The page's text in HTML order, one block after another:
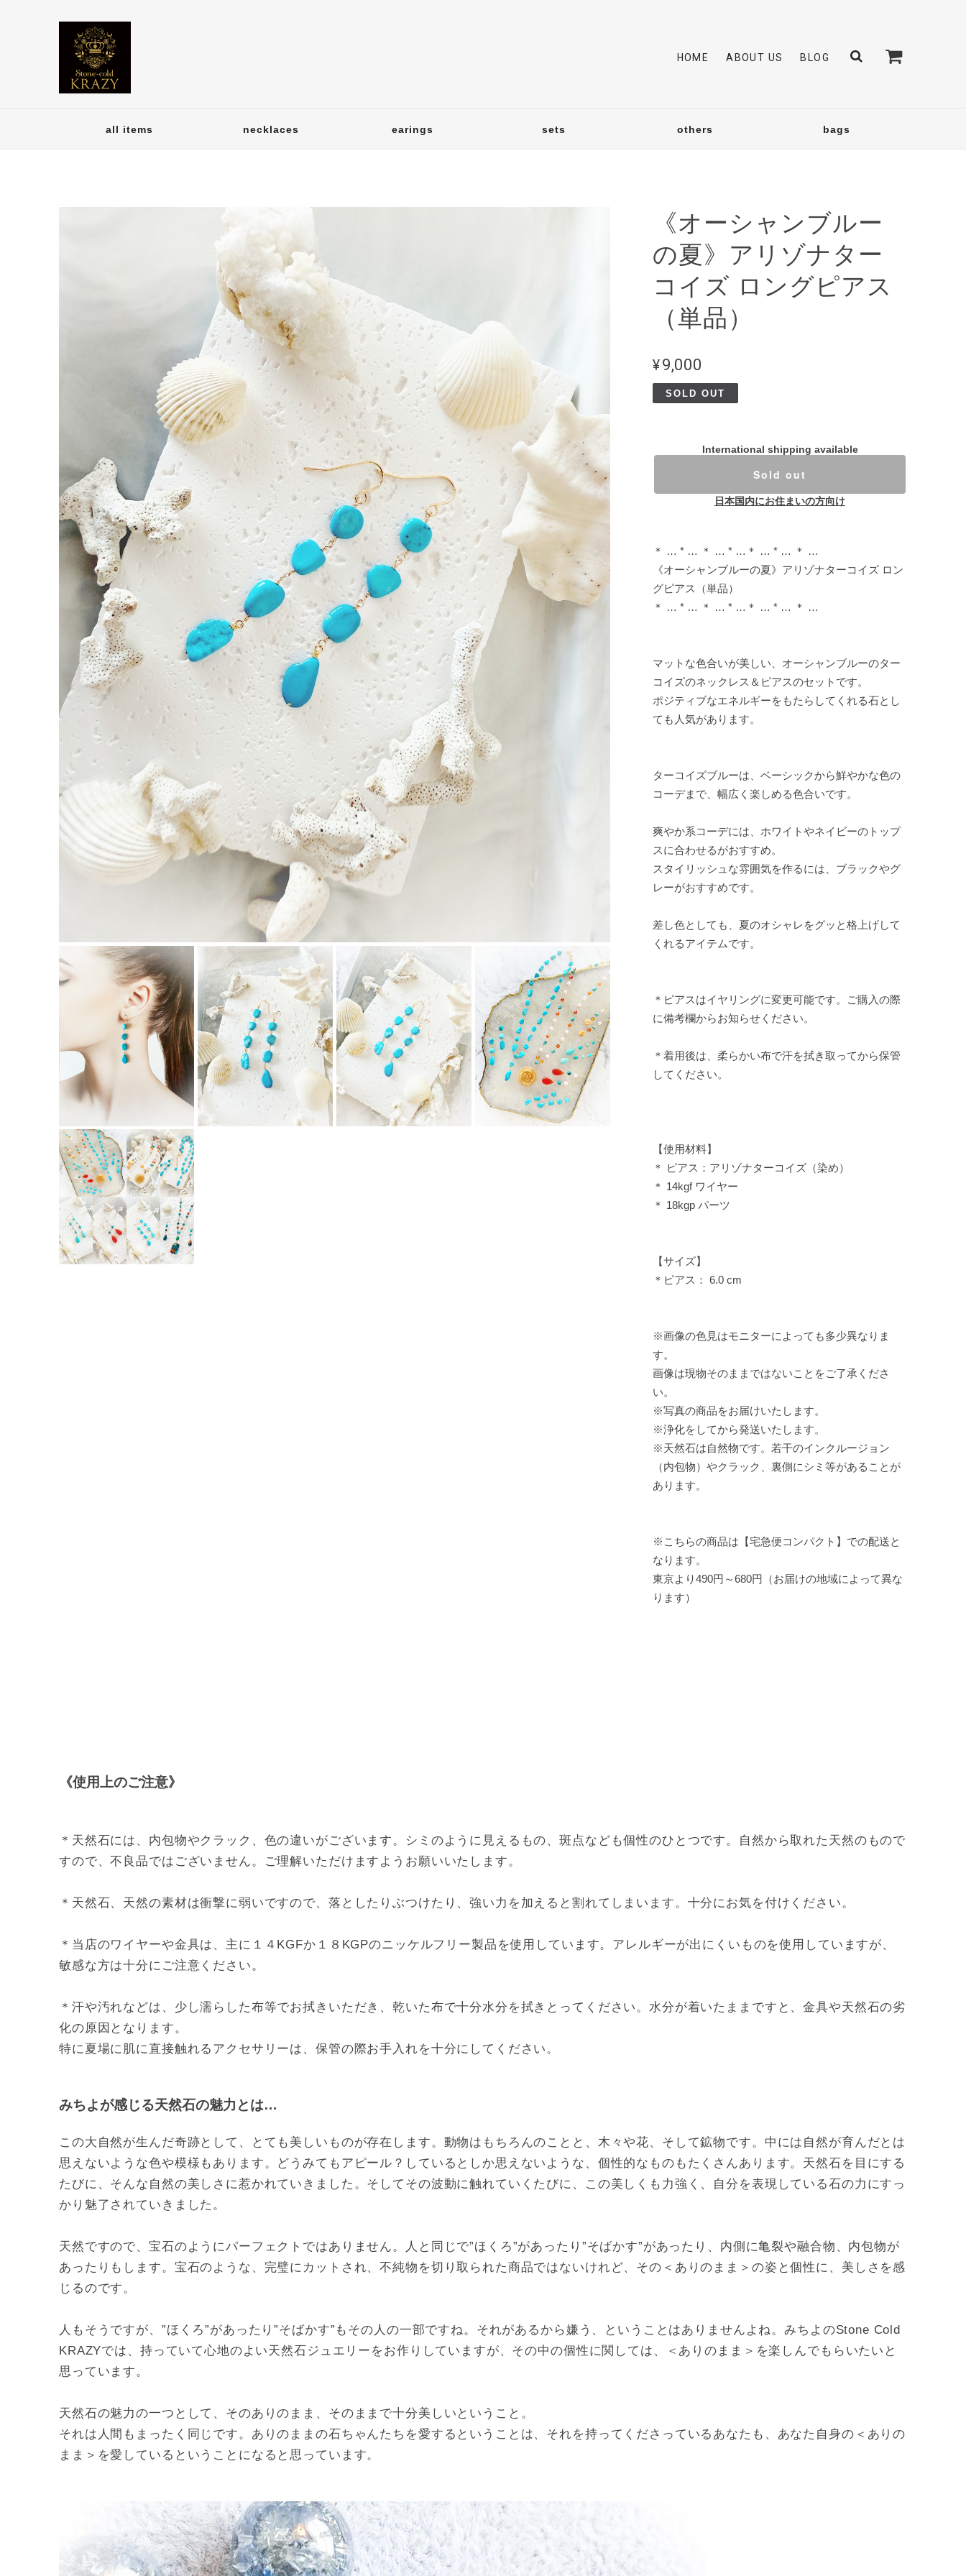
HOME ABOUT US BLOG
all items necklaces earings sets others bags
《オーシャンブルー
の夏》アリゾナター
コイズ ロングピアス
（単品）
¥9,000
SOLD OUT
International shipping available
Sold out
日本国内にお住まいの方向け
＊ … * … ＊ … * …＊ … * … ＊ …
《オーシャンブルーの夏》アリゾナターコイズ ロン
グピアス（単品）
＊ … * … ＊ … * …＊ … * … ＊ …
マットな色合いが美しい、オーシャンブルーのター
コイズのネックレス＆ピアスのセットです。
ポジティブなエネルギーをもたらしてくれる石とし
ても人気があります。
ターコイズブルーは、ベーシックから鮮やかな色の
コーデまで、幅広く楽しめる色合いです。
爽やか系コーデには、ホワイトやネイビーのトップ
スに合わせるがおすすめ。
スタイリッシュな雰囲気を作るには、ブラックやグ
レーがおすすめです。
差し色としても、夏のオシャレをグッと格上げして
くれるアイテムです。
＊ピアスはイヤリングに変更可能です。ご購入の際
に備考欄からお知らせください。
＊着用後は、柔らかい布で汗を拭き取ってから保管
してください。
【使用材料】
＊ ピアス：アリゾナターコイズ（染め）
＊ 14kgf ワイヤー
＊ 18kgp パーツ
【サイズ】
＊ピアス： 6.0 cm
※画像の色見はモニターによっても多少異なりま
す。
画像は現物そのままではないことをご了承くださ
い。
※写真の商品をお届けいたします。
※浄化をしてから発送いたします。
※天然石は自然物です。若干のインクルージョン
（内包物）やクラック、裏側にシミ等があることが
あります。
※こちらの商品は【宅急便コンパクト】での配送と
なります。
東京より490円～680円（お届けの地域によって異な
ります）
《使用上のご注意》
＊天然石には、内包物やクラック、色の違いがございます。シミのように見えるもの、斑点なども個性のひとつです。自然から取れた天然のもので
すので、不良品ではございません。ご理解いただけますようお願いいたします。
＊天然石、天然の素材は衝撃に弱いですので、落としたりぶつけたり、強い力を加えると割れてしまいます。十分にお気を付けください。
＊当店のワイヤーや金具は、主に１４KGFか１８KGPのニッケルフリー製品を使用しています。アレルギーが出にくいものを使用していますが、
敏感な方は十分にご注意ください。
＊汗や汚れなどは、少し濡らした布等でお拭きいただき、乾いた布で十分水分を拭きとってください。水分が着いたままですと、金具や天然石の劣
化の原因となります。
特に夏場に肌に直接触れるアクセサリーは、保管の際お手入れを十分にしてください。
みちよが感じる天然石の魅力とは…
この大自然が生んだ奇跡として、とても美しいものが存在します。動物はもちろんのことと、木々や花、そして鉱物です。中には自然が育んだとは
思えないような色や模様もあります。どうみてもアピール？しているとしか思えないような、個性的なものもたくさんあります。天然石を目にする
たびに、そんな自然の美しさに惹かれていきました。そしてその波動に触れていくたびに、この美しくも力強く、自分を表現している石の力にすっ
かり魅了されていきました。
天然ですので、宝石のようにパーフェクトではありません。人と同じで”ほくろ”があったり”そばかす”があったり、内側に亀裂や融合物、内包物が
あったりもします。宝石のような、完璧にカットされ、不純物を切り取られた商品ではないけれど、その＜ありのまま＞の姿と個性に、美しさを感
じるのです。
人もそうですが、”ほくろ”があったり”そばかす”もその人の一部ですね。それがあるから嫌う、ということはありませんよね。みちよのStone Cold
KRAZYでは、持っていて心地のよい天然石ジュエリーをお作りしていますが、その中の個性に関しては、＜ありのまま＞を楽しんでもらいたいと
思っています。
天然石の魅力の一つとして、そのありのまま、そのままで十分美しいということ。
それは人間もまったく同じです。ありのままの石ちゃんたちを愛するということは、それを持ってくださっているあなたも、あなた自身の＜ありの
まま＞を愛しているということになると思っています。